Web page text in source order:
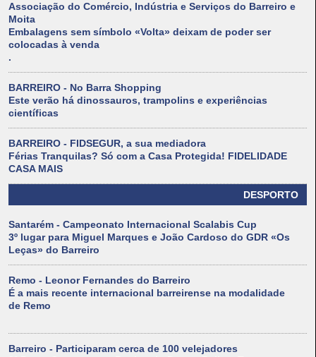
Associação do Comércio, Indústria e Serviços do Barreiro e
Moita
Embalagens sem símbolo «Volta» deixam de poder ser
colocadas à venda
.
BARREIRO - No Barra Shopping
Este verão há dinossauros, trampolins e experiências
científicas
BARREIRO - FIDSEGUR, a sua mediadora
Férias Tranquilas? Só com a Casa Protegida! FIDELIDADE
CASA MAIS
DESPORTO
Santarém - Campeonato Internacional Scalabis Cup
3º lugar para Miguel Marques e João Cardoso do GDR «Os
Leças» do Barreiro
Remo - Leonor Fernandes do Barreiro
É a mais recente internacional barreirense na modalidade
de Remo
Barreiro - Participaram cerca de 100 velejadores